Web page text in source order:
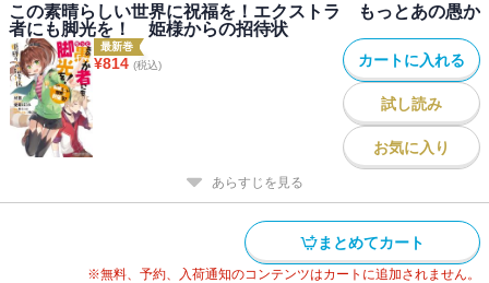
この素晴らしい世界に祝福を！エクストラ もっとあの愚か
者にも脚光を！ 姫様からの招待状
最新巻
¥814 (税込) カートに入れる
試し読み
お気に入り
あらすじを見る
まとめてカート
※無料、予約、入荷通知のコンテンツはカートに追加されません。